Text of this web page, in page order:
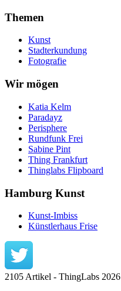
Themen
Kunst
Stadterkundung
Fotografie
Wir mögen
Katia Kelm
Paradayz
Perisphere
Rundfunk Frei
Sabine Pint
Thing Frankfurt
Thinglabs Flipboard
Hamburg Kunst
Kunst-Imbiss
Künstlerhaus Frise
2105 Artikel - ThingLabs 2026